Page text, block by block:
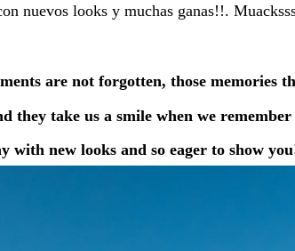
nuevos looks y muchas ganas!!.
are not forgotten, those memories
they take us a smile when we
with new looks and so eager to show